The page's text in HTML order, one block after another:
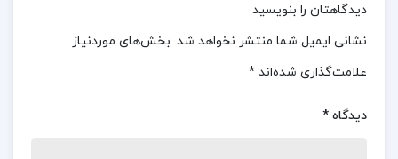
است، چرا که مسیری جدید در اندیشه‌ی پس از جنگ
ایجاد کرده است. دلوز در کتاب «نیچه و فلسفه» نشان
می‌دهد که چگونه این فیلسوف برجسته‌ی آلمانی،
روشی نوین در تفکر پدید آورده که دیالکتیک به شیوه‌ی
دیدگاهتان را بنویسید
نشانی ایمیل شما منتشر نخواهد شد. بخش‌های موردنیاز
علامت‌گذاری شده‌اند *
دیدگاه *